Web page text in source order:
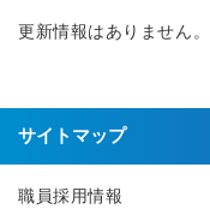
更新情報はありません。
サイトマップ
職員採用情報